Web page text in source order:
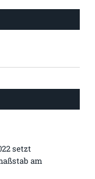
setzt
am